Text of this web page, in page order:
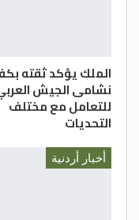
الملك يؤكد ثقته
نشامى الجيش
للتعامل مع مختلف
التحديات
أخبار أردنية